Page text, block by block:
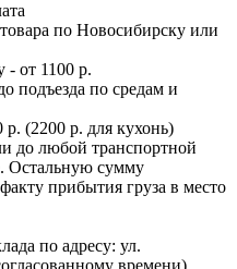
по Новосибирску или
- от 1100 р.
подъезда по средам и
(2200 р. для кухонь)
до любой транспортной
Остальную сумму
прибытия груза в место
по адресу: ул.